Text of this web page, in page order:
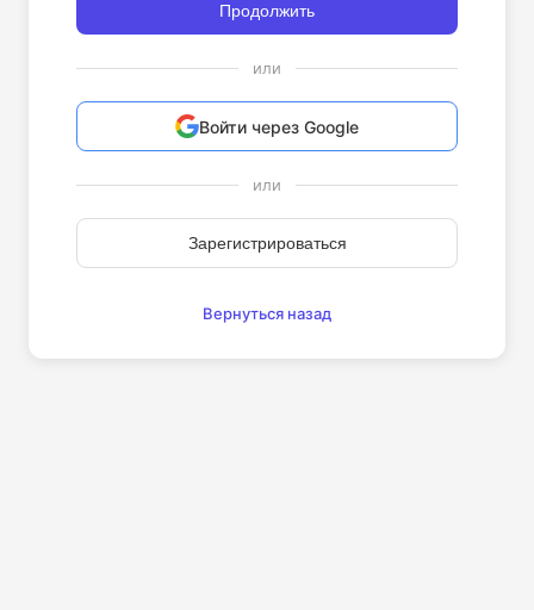
Продолжить
или
Войти через Google
или
Зарегистрироваться
Вернуться назад